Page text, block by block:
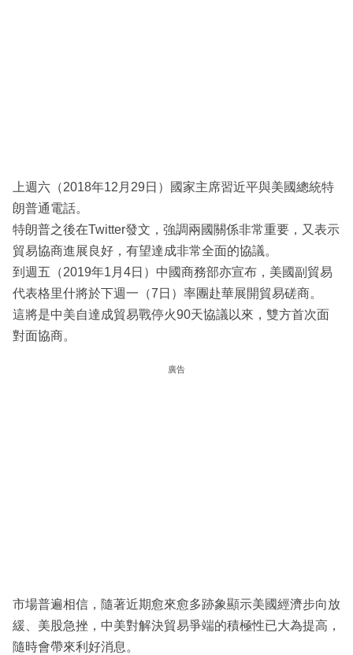
上週六（2018年12月29日）國家主席習近平與美國總統特
朗普通電話。
特朗普之後在Twitter發文，強調兩國關係非常重要，又表示
貿易協商進展良好，有望達成非常全面的協議。
到週五（2019年1月4日）中國商務部亦宣布，美國副貿易
代表格里什將於下週一（7日）率團赴華展開貿易磋商。
這將是中美自達成貿易戰停火90天協議以來，雙方首次面
對面協商。
廣告
市場普遍相信，隨著近期愈來愈多跡象顯示美國經濟步向放
緩、美股急挫，中美對解決貿易爭端的積極性已大為提高，
隨時會帶來利好消息。